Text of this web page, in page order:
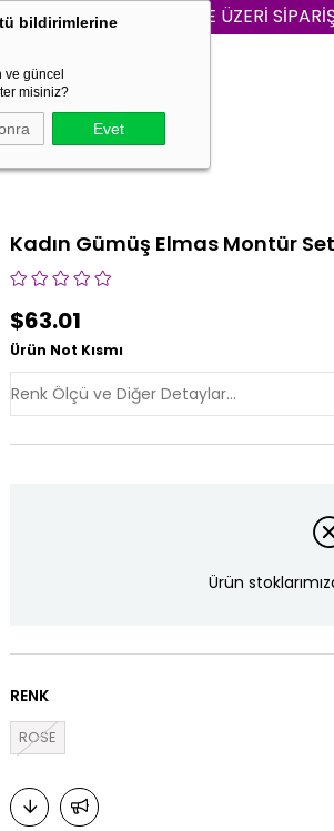
bildirimlerine
ve güncel
misiniz?
Evet
3000₺ VE ÜZERİ
Kadın Gümüş Elmas Montür Set
$63.01
Ürün Not Kısmı
Ürün
RENK
ROSE